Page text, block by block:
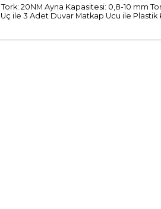
20NM Ayna Kapasitesi: 0,8-10 mm
Uç ile 3 Adet Duvar Matkap Ucu ile